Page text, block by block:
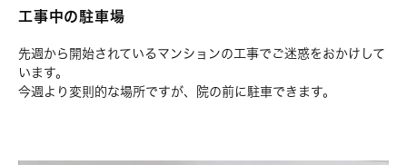
工事中の駐車場
先週から開始されているマンションの工事でご迷惑をおかけして
います。
今週より変則的な場所ですが、院の前に駐車できます。